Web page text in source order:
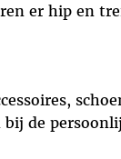
er hip en
de